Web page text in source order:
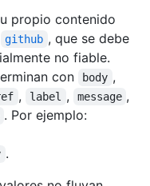
propio contenido
github , que se debe
no fiable.
con
body ,
, label , message ,
. Por ejemplo:
.